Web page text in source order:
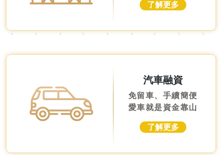
了解更多
汽車融資
免留車、手續簡便
愛車就是資金靠山
了解更多